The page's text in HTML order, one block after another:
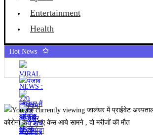
Entertainment
Health
Hot News